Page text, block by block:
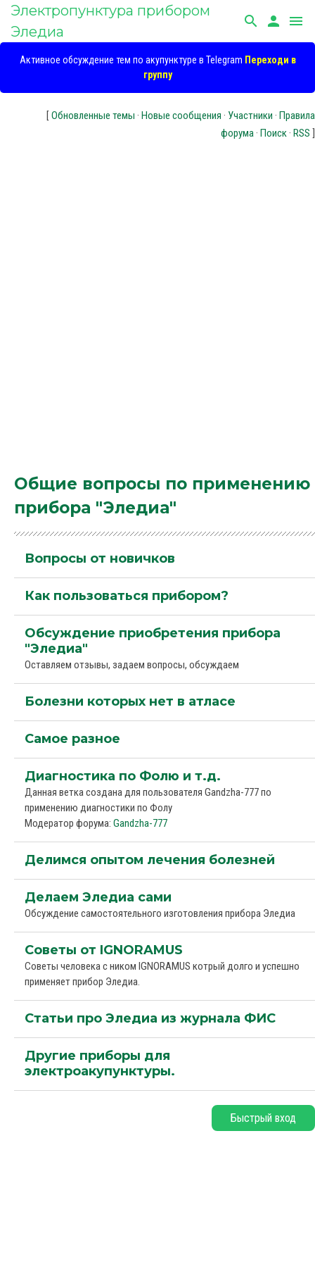
Электропунктура прибором
Эледиа
search person menu
Активное обсуждение тем по акупунктуре в Telegram Переходи в
группу
[Обновленные темы · Новые сообщения · Участники · Правила
форума · Поиск · RSS ]
Общие вопросы по применению
прибора "Эледиа"
Вопросы от новичков
Как пользоваться прибором?
Обсуждение приобретения прибора
"Эледиа"
Оставляем отзывы, задаем вопросы, обсуждаем
Болезни которых нет в атласе
Самое разное
Диагностика по Фолю и т.д.
Данная ветка создана для пользователя Gandzha-777 по
применению диагностики по Фолу
Модератор форума: Gandzha-777
Делимся опытом лечения болезней
Делаем Эледиа сами
Обсуждение самостоятельного изготовления прибора Эледиа
Советы от IGNORAMUS
Советы человека с ником IGNORAMUS котрый долго и успешно
применяет прибор Эледиа.
Статьи про Эледиа из журнала ФИС
Другие приборы для
электроакупунктуры.